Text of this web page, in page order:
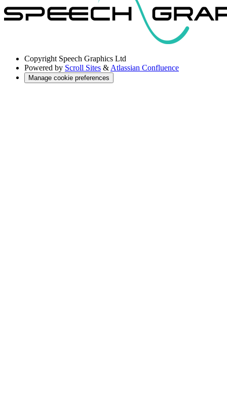
Copyright Speech Graphics Ltd
Powered by Scroll Sites & Atlassian Confluence
Manage cookie preferences